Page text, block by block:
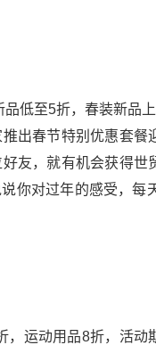
低至5折，春装新品
出春节特别优惠套餐
友，就有机会获得世
你对过年的感受，每
运动用品8折，活动